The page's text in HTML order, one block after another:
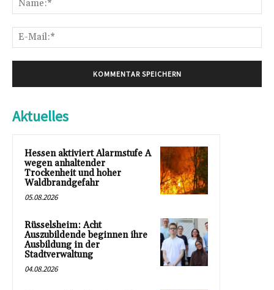
Aktuelles
Hessen aktiviert Alarmstufe A
wegen anhaltender
Trockenheit und hoher
Waldbrandgefahr
05.08.2026
Rüsselsheim: Acht
Auszubildende beginnen ihre
Ausbildung in der
Stadtverwaltung
04.08.2026